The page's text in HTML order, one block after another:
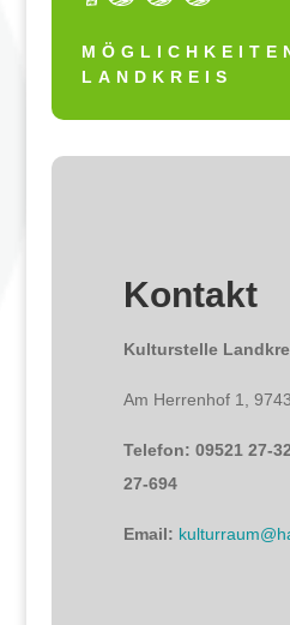
LANDKREIS
Kontakt
Kulturstelle
Am Herrenhof 1,
Telefon: 09521 27-
27-694
Email: